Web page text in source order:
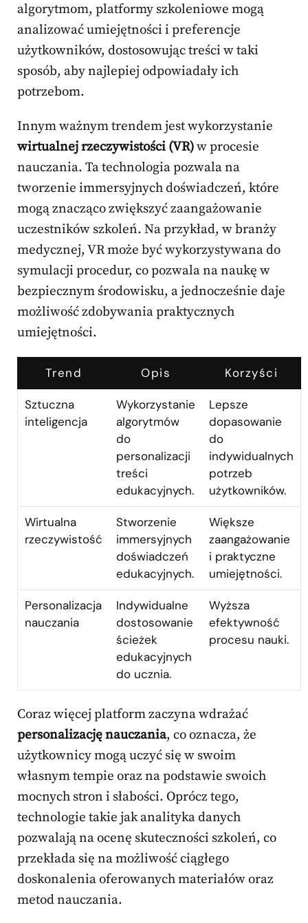
algorytmom, platformy szkoleniowe mogą
analizować umiejętności i preferencje
użytkowników, dostosowując treści w taki
sposób, aby najlepiej odpowiadały ich
potrzebom.
Innym ważnym trendem jest wykorzystanie
wirtualnej rzeczywistości (VR)w procesie
nauczania. Ta technologia pozwala na
tworzenie immersyjnych doświadczeń, które
mogą znacząco zwiększyć zaangażowanie
uczestników szkoleń. Na przykład, w branży
medycznej, VR może być wykorzystywana do
symulacji procedur, co pozwala na naukę w
bezpiecznym środowisku, a jednocześnie daje
możliwość zdobywania praktycznych
umiejętności.
Trend Opis Korzyści
Sztuczna
inteligencja
Wykorzystanie
algorytmów
do
personalizacji
treści
edukacyjnych.
Lepsze
dopasowanie
do
indywidualnych
potrzeb
użytkowników.
Wirtualna
rzeczywistość
Stworzenie
immersyjnych
doświadczeń
edukacyjnych.
Większe
zaangażowanie
i praktyczne
umiejętności.
Personalizacja
nauczania
Indywidualne
dostosowanie
ścieżek
edukacyjnych
do ucznia.
Wyższa
efektywność
procesu nauki.
Coraz więcej platform zaczyna wdrażać
personalizację nauczania, co oznacza, że
użytkownicy mogą uczyć się w swoim
własnym tempie oraz na podstawie swoich
mocnych stron i słabości. Oprócz tego,
technologie takie jak analityka danych
pozwalają na ocenę skuteczności szkoleń, co
przekłada się na możliwość ciągłego
doskonalenia oferowanych materiałów oraz
metod nauczania.